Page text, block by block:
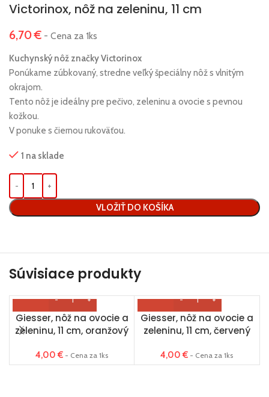
Victorinox, nôž na zeleninu, 11 cm
6,70€ - Cena za 1ks
Kuchynský nôž značky Victorinox
Ponúkame zúbkovaný, stredne veľký špeciálny nôž s vlnitým
okrajom.
Tento nôž je ideálny pre pečivo, zeleninu a ovocie s pevnou
kožkou.
V ponuke s čiernou rukoväťou.
1 na sklade
VLOŽIŤ DO KOŠÍKA
Súvisiace produkty
Giesser, nôž na ovocie a
zeleninu, 11 cm, oranžový
4,00€ - Cena za 1ks
Giesser, nôž na ovocie a
zeleninu, 11 cm, červený
4,00€ - Cena za 1ks